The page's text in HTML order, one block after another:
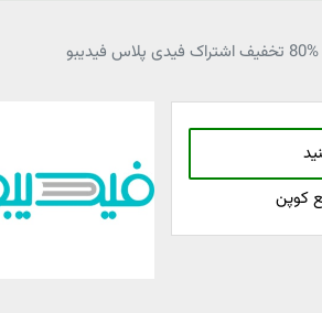
80% تخفیف اشتراک فیدی پلاس فیدیبو
کوپن